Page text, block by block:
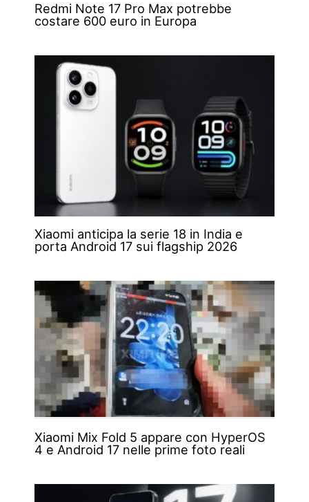
Redmi Note 17 Pro Max potrebbe
costare 600 euro in Europa
Xiaomi anticipa la serie 18 in India e
porta Android 17 sui flagship 2026
Xiaomi Mix Fold 5 appare con HyperOS
4 e Android 17 nelle prime foto reali